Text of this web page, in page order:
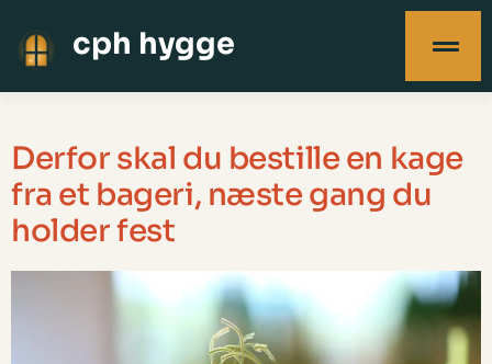
cph hygge
Derfor skal du bestille en kage
fra et bageri, næste gang du
holder fest